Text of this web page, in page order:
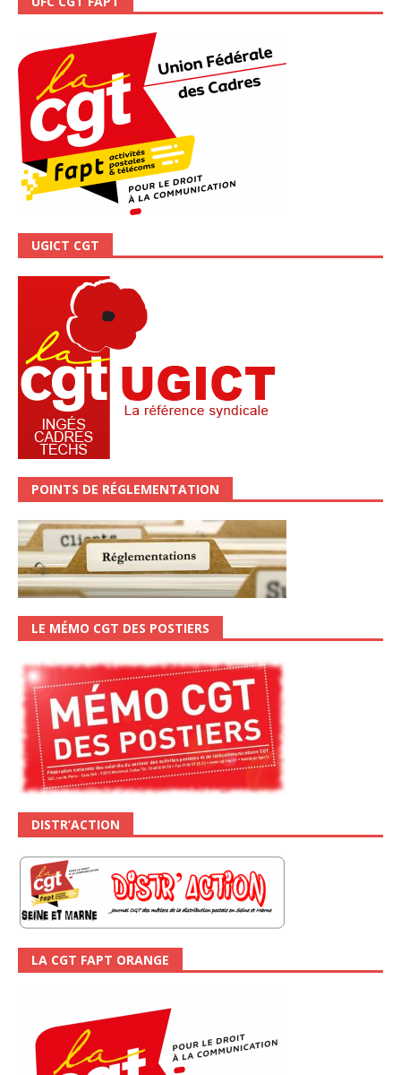
UGICT CGT
POINTS DE RÉGLEMENTATION
LE MÉMO CGT DES POSTIERS
DISTR’ACTION
LA CGT FAPT ORANGE